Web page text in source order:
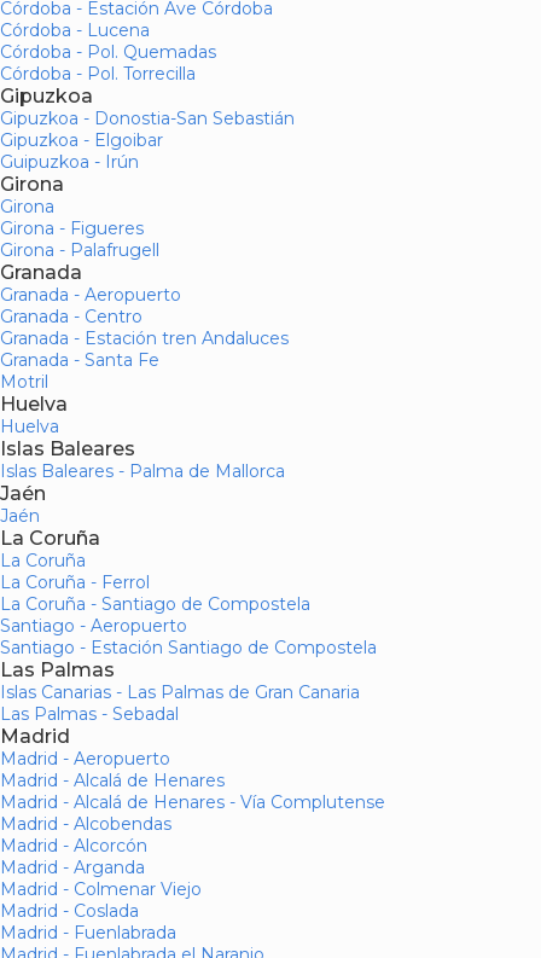
Córdoba - Estación Ave Córdoba
Córdoba - Lucena
Córdoba - Pol. Quemadas
Córdoba - Pol. Torrecilla
Gipuzkoa
Gipuzkoa - Donostia-San Sebastián
Gipuzkoa - Elgoibar
Guipuzkoa - Irún
Girona
Girona
Girona - Figueres
Girona - Palafrugell
Granada
Granada - Aeropuerto
Granada - Centro
Granada - Estación tren Andaluces
Granada - Santa Fe
Motril
Huelva
Huelva
Islas Baleares
Islas Baleares - Palma de Mallorca
Jaén
Jaén
La Coruña
La Coruña
La Coruña - Ferrol
La Coruña - Santiago de Compostela
Santiago - Aeropuerto
Santiago - Estación Santiago de Compostela
Las Palmas
Islas Canarias - Las Palmas de Gran Canaria
Las Palmas - Sebadal
Madrid
Madrid - Aeropuerto
Madrid - Alcalá de Henares
Madrid - Alcalá de Henares - Vía Complutense
Madrid - Alcobendas
Madrid - Alcorcón
Madrid - Arganda
Madrid - Colmenar Viejo
Madrid - Coslada
Madrid - Fuenlabrada